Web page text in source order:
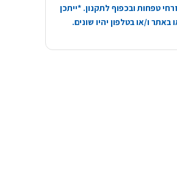
טפחות ובכפוף לתקנון. *ייתכן
ו/או בטלפון יהיו שונים.